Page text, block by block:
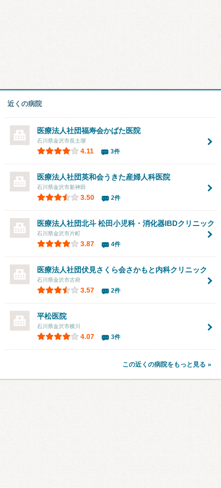
近くの病院
医療法人社団福寿会かばた医院
石川県金沢市長土塀
4.11 3件
医療法人社団英和会うきた産婦人科医院
石川県金沢市新神田
3.50 2件
医療法人社団北斗 松田小児科・消化器IBDクリニック
石川県金沢市片町
3.87 4件
医療法人社団伏見さくら会さかもと内科クリニック
石川県金沢市古府
3.57 2件
平松医院
石川県金沢市横川
4.07 3件
この近くの病院をもっと見る »